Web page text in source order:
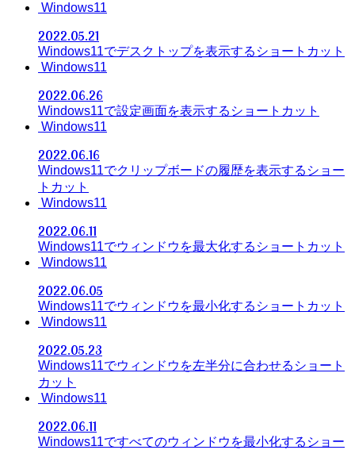
Windows11
2022.05.21
Windows11でデスクトップを表示するショートカット
Windows11
2022.06.26
Windows11で設定画面を表示するショートカット
Windows11
2022.06.16
Windows11でクリップボードの履歴を表示するショー
トカット
Windows11
2022.06.11
Windows11でウィンドウを最大化するショートカット
Windows11
2022.06.05
Windows11でウィンドウを最小化するショートカット
Windows11
2022.05.23
Windows11でウィンドウを左半分に合わせるショート
カット
Windows11
2022.06.11
Windows11ですべてのウィンドウを最小化するショー